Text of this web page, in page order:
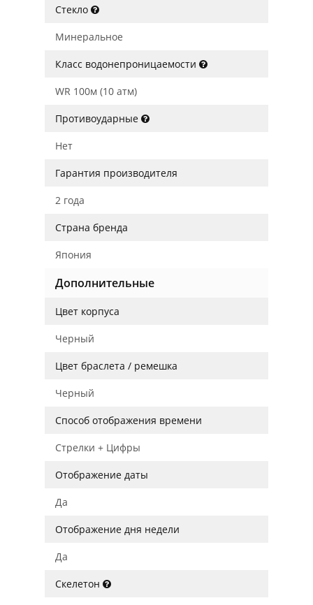
Стекло
Минеральное
Класс водонепроницаемости
WR 100м (10 атм)
Противоударные
Нет
Гарантия производителя
2 года
Страна бренда
Япония
Дополнительные
Цвет корпуса
Черный
Цвет браслета / ремешка
Черный
Способ отображения времени
Стрелки + Цифры
Отображение даты
Да
Отображение дня недели
Да
Скелетон